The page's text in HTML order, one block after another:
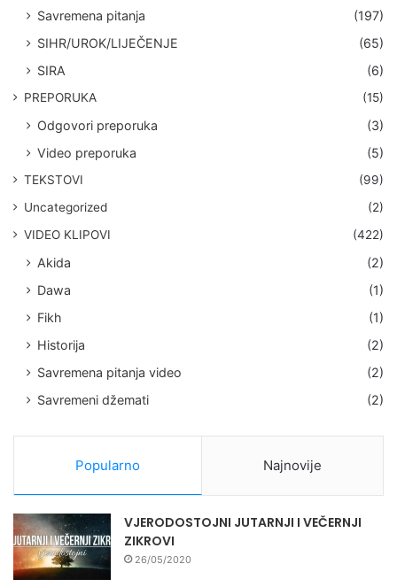
Savremena pitanja
(197)
SIHR/UROK/LIJEČENJE
(65)
SIRA
(6)
PREPORUKA (15)
Odgovori preporuka
(3)
Video preporuka
(5)
TEKSTOVI
(99)
Uncategorized
(2)
VIDEO KLIPOVI
(422)
Akida
(2)
Dawa
(1)
Fikh
(1)
Historija
(2)
Savremena pitanja video
(2)
Savremeni džemati
(2)
Popularno Najnovije
VJERODOSTOJNI JUTARNJI I VEČERNJI
ZIKROVI
26/05/2020